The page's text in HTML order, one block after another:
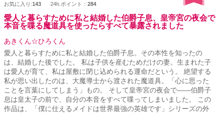
お気に入り:143 24h.ポイント： 284
愛人と暮らすために私と結婚した伯爵子息、皇帝宮の夜会で
本音を喋る魔道具を使ったらすべて暴露されました
あきくん☆ひろくん
愛人と暮らすために私と結婚した伯爵子息。その本性を知ったの
は、結婚した後でした。 私は子供を産むためだけの妻。生まれた子
は愛人が育て、私は屋敷に閉じ込められる運命だという。 絶望する
私が思い出したのは、大魔導士から渡された魔道具。「心に思った
ことを言葉にしてしまう」もの。 そして皇帝宮の夜会で――伯爵子
息は皇太子の前で、自分の本音をすべて喋ってしまいました。 この
作品は、「僕に仕えるメイドは世界最強の英雄です」シリーズの外